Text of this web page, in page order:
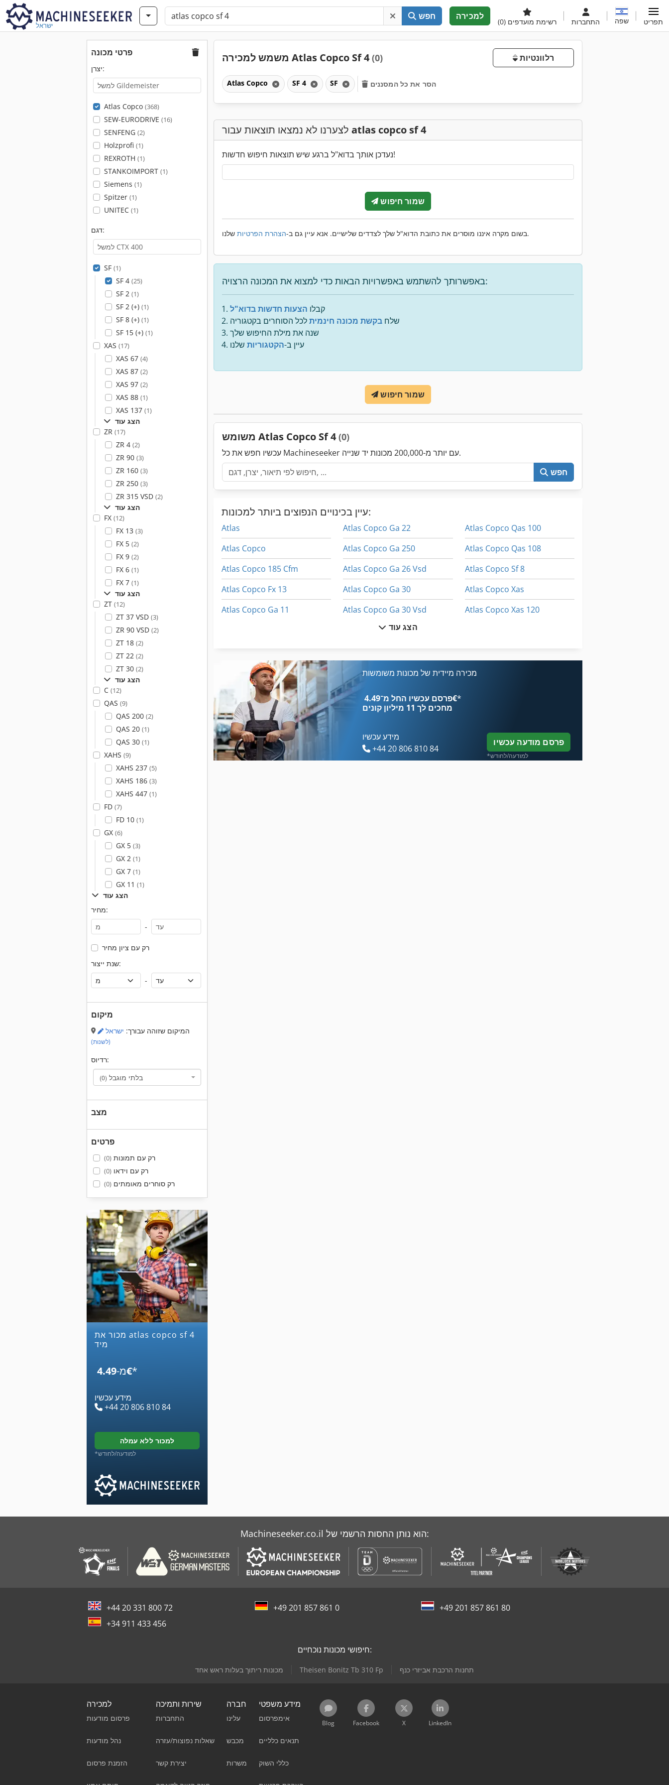
ישראל
חפש למכירה
רשימת מועדפים (0) התחברות שפה תפריט
פרטי מכונה
יצרן:
Atlas Copco (368)
SEW-EURODRIVE (16)
SENFENG (2)
Holzprofi (1)
REXROTH (1)
STANKOIMPORT (1)
Siemens (1)
Spitzer (1)
UNITEC (1)
דגם:
SF (1)
SF 4 (25)
SF 2 (1)
SF 2 (+) (1)
SF 8 (+) (1)
SF 15 (+) (1)
XAS (17)
XAS 67 (4)
XAS 87 (2)
XAS 97 (2)
XAS 88 (1)
XAS 137 (1)
הצג עוד
ZR (17)
ZR 4 (2)
ZR 90 (3)
ZR 160 (3)
ZR 250 (3)
ZR 315 VSD (2)
הצג עוד
FX (12)
FX 13 (3)
FX 5 (2)
FX 9 (2)
FX 6 (1)
FX 7 (1)
הצג עוד
ZT (12)
ZT 37 VSD (3)
ZR 90 VSD (2)
ZT 18 (2)
ZT 22 (2)
ZT 30 (2)
הצג עוד
C (12)
QAS (9)
QAS 200 (2)
QAS 20 (1)
QAS 30 (1)
XAHS (9)
XAHS 237 (5)
XAHS 186 (3)
XAHS 447 (1)
FD (7)
FD 10 (1)
GX (6)
GX 5 (3)
GX 2 (1)
GX 7 (1)
GX 11 (1)
הצג עוד
מחיר:
-
רק עם ציון מחיר
שנת ייצור:
-
מיקום
המיקום שזוהה עבורך: ישראל
(לשנות)
רדיוס:
בלתי מוגבל (0)
מצב
פרטים
רק עם תמונות(0)
רק עם וידאו(0)
רק סוחרים מאומתים(0)
מכור את atlas copco sf 4
מיד
מ-‏4.49 ‏€*
מידע עכשיו
+44 20 806 810 84
למכור ללא עמלה
*למודעה/לחודש
משמש למכירה Atlas Copco Sf 4 (0) רלוונטיות
Atlas Copco SF 4 SF הסר את כל המסננים
atlas copco sf 4
נעדכן אותך בדוא"ל ברגע שיש תוצאות חיפוש חדשות!
שמור חיפוש
בשום מקרה איננו מוסרים את כתובת הדוא"ל שלך לצדדים שלישיים. אנא עיין גם ב-הצהרת הפרטיות שלנו.
באפשרותך להשתמש באפשרויות הבאות כדי למצוא את המכונה הרצויה:
קבלו הצעות חדשות בדוא"ל
שלח בקשת מכונה חינמיתלכל הסוחרים בקטגוריה
שנה את מילת החיפוש שלך
עיין ב-הקטגוריות שלנו
שמור חיפוש
משומש Atlas Copco Sf 4 (0)
עכשיו חפש את כל Machineseeker עם יותר מ-200,000 מכונות יד שנייה.
חפש
עיין בכינויים הנפוצים ביותר למכונות:
Atlas
Atlas Copco
Atlas Copco 185 Cfm
Atlas Copco Fx 13
Atlas Copco Ga 11
Atlas Copco Ga 15
Atlas Copco Ga 180 Vsd
Atlas Copco Ga 22
Atlas Copco Ga 250
Atlas Copco Ga 26 Vsd
Atlas Copco Ga 30
Atlas Copco Ga 30 Vsd
Atlas Copco Ga 37
Atlas Copco Ga 90
Atlas Copco Qas
Atlas Copco Qas 100
Atlas Copco Qas 108
Atlas Copco Sf 8
Atlas Copco Xas
Atlas Copco Xas 120
הצג עוד
מכירה מיידית של מכונות משומשות
פרסם עכשיו החל מ־‏4.49 ‏€*
מחכים לך 11 מיליון קונים
מידע עכשיו
+44 20 806 810 84
פרסם מודעה עכשיו
*למודעה/לחודש
Machineseeker.co.il הוא נותן החסות הרשמי של:
+44 20 331 800 72 +49 201 857 861 0
+49 201 857 861 80
+34 911 433 456
חיפושי מכונות נוכחיים:
מכונות ריתוך בעלות ראש אחד Theisen Bonitz Tb 310 Fp תחנות הרכבת אביזרי כנף
למכירה
פרסום מודעות
נהל מודעות
הזמנת פרסום
שירות ותמיכה
התחברות
שאלות נפוצות/עזרה
יצירת קשר
חברה
עלינו
מכבש
משרות
מידע משפטי
אימפרסום
תנאים כלליים
כללי השוק
Blog Facebook X LinkedIn